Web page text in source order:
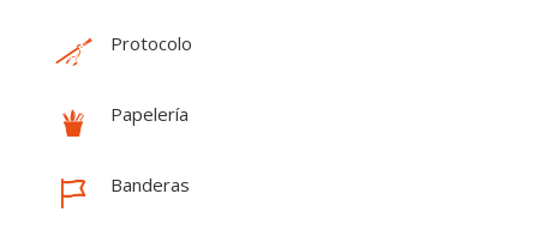
Protocolo
Papelería
Banderas